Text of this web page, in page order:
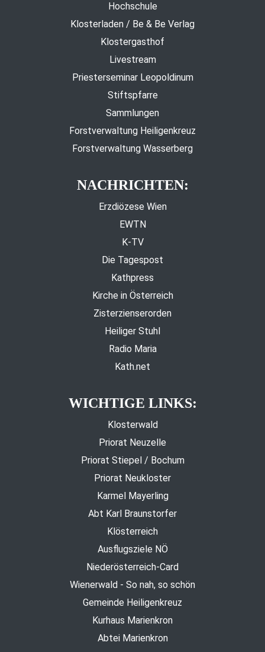
Hochschule
Klosterladen / Be & Be Verlag
Klostergasthof
Livestream
Priesterseminar Leopoldinum
Stiftspfarre
Sammlungen
Forstverwaltung Heiligenkreuz
Forstverwaltung Wasserberg
NACHRICHTEN:
Erzdiözese Wien
EWTN
K-TV
Die Tagespost
Kathpress
Kirche in Österreich
Zisterzienserorden
Heiliger Stuhl
Radio Maria
Kath.net
WICHTIGE LINKS:
Klosterwald
Priorat Neuzelle
Priorat Stiepel / Bochum
Priorat Neukloster
Karmel Mayerling
Abt Karl Braunstorfer
Klösterreich
Ausflugsziele NÖ
Niederösterreich-Card
Wienerwald - So nah, so schön
Gemeinde Heiligenkreuz
Kurhaus Marienkron
Abtei Marienkron